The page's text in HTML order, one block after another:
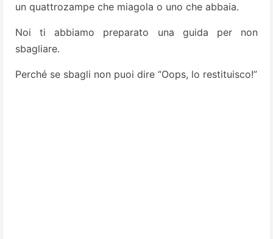
un quattrozampe che miagola o uno che abbaia.
Noi ti abbiamo preparato una guida per non
sbagliare.
Perché se sbagli non puoi dire “Oops, lo restituisco!”